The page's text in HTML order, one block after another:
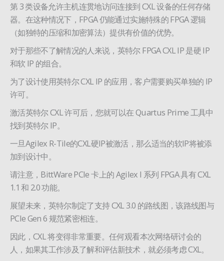
第 3 类设备允许主机连贯地访问连接到 CXL 设备的任何存储
器。在这种情况下，FPGA 仍能通过实施特殊的 FPGA 逻辑
（如独特的压缩和加密算法）提供有价值的优势。
对于那些不了解情况的人来说，英特尔 FPGA CXL IP 是硬 IP
和软 IP 的组合。
为了设计使用英特尔 CXL IP 的应用，客户需要购买单独的 IP
许可。
激活英特尔 CXL 许可后，您就可以在 Quartus Prime 工具中
找到英特尔 IP。
一旦Agilex R-Tile的CXL硬IP被激活，那么适当的软IP将被添
加到设计中。
请注意，BittWare PCIe 卡上的 Agilex I 系列 FPGA 具有 CXL
1.1 和 2.0 功能。
展望未来，英特尔制定了支持 CXL 3.0 的路线图，该路线图与
PCIe Gen 6 规范紧密相连。
因此，CXL 将变得非常重要。任何观看本次网络研讨会的
人，如果其工作涉及了解和评估新技术，就必须考虑 CXL。